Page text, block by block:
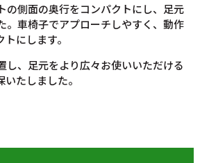
の側面の奥行をコンパクトにし、足元
。車椅子でアプローチしやすく、動作
にします。
し、足元をより広々お使いいただける
たしました。